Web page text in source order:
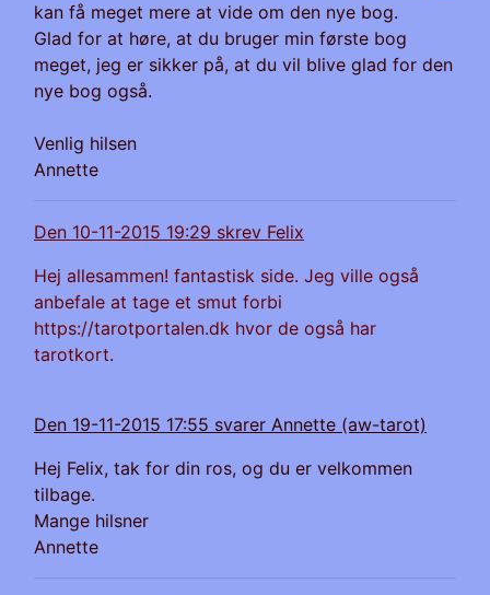
kan få meget mere at vide om den nye bog.
Glad for at høre, at du bruger min første bog
meget, jeg er sikker på, at du vil blive glad for den
nye bog også.
Venlig hilsen
Annette
Den 10-11-2015 19:29 skrev Felix
Hej allesammen! fantastisk side. Jeg ville også
anbefale at tage et smut forbi
https://tarotportalen.dk hvor de også har
tarotkort.
Den 19-11-2015 17:55 svarer Annette (aw-tarot)
Hej Felix, tak for din ros, og du er velkommen
tilbage.
Mange hilsner
Annette